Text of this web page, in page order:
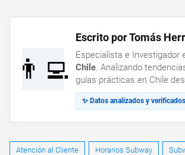
👨‍💻
Escrito por Tomás
Especialista e Investigador
Chile. Analizando
guías prácticas en Chile
✨ Datos analizados y
Atención al Cliente Horarios Subway